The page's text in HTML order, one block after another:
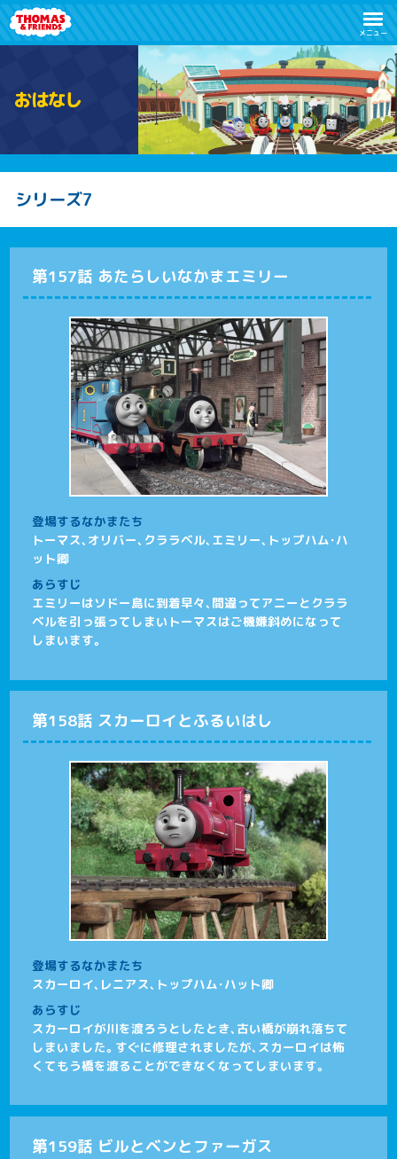
メニュー
おはなし
シリーズ7
第157話 あたらしいなかまエミリー
登場するなかまたち
トーマス、オリバー、クララベル、エミリー、トップハム･ハ
ット卿
あらすじ
エミリーはソドー島に到着早々、間違ってアニーとクララ
ベルを引っ張ってしまいトーマスはご機嫌斜めになって
しまいます。
第158話 スカーロイとふるいはし
登場するなかまたち
スカーロイ、レニアス、トップハム･ハット卿
あらすじ
スカーロイが川を渡ろうとしたとき、古い橋が崩れ落ちて
しまいました。すぐに修理されましたが、スカーロイは怖
くてもう橋を渡ることができなくなってしまいます。
第159話 ビルとベンとファーガス